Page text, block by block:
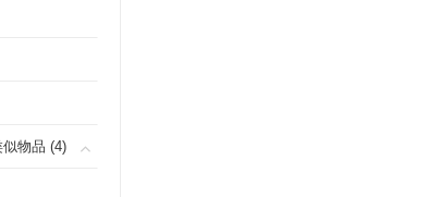
物品 (4)